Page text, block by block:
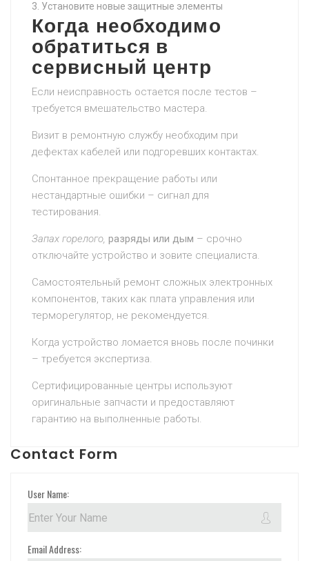
Установите новые защитные элементы
Когда необходимо
обратиться в
сервисный центр
Если неисправность остается после тестов –
требуется вмешательство мастера.
Визит в ремонтную службу необходим при
дефектах кабелей или подгоревших контактах.
Спонтанное прекращение работы или
нестандартные ошибки – сигнал для
тестирования.
Запах горелого, разряды или дым – срочно
отключайте устройство и зовите специалиста.
Самостоятельный ремонт сложных электронных
компонентов, таких как плата управления или
терморегулятор, не рекомендуется.
Когда устройство ломается вновь после починки
– требуется экспертиза.
Сертифицированные центры используют
оригинальные запчасти и предоставляют
гарантию на выполненные работы.
Contact Form
User Name:
Email Address: